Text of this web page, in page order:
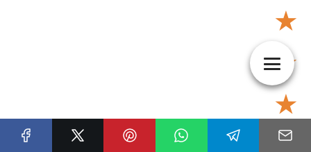
★
★
★
Tu puntuación: